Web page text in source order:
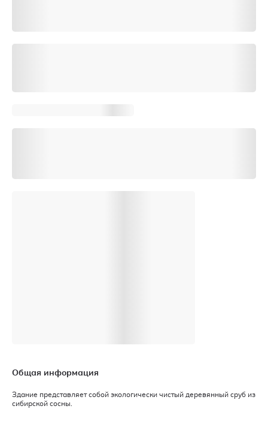
Общая информация
Здание представляет собой экологически чистый деревянный сруб из
сибирской сосны.